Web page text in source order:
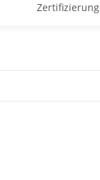
Zertifizierung